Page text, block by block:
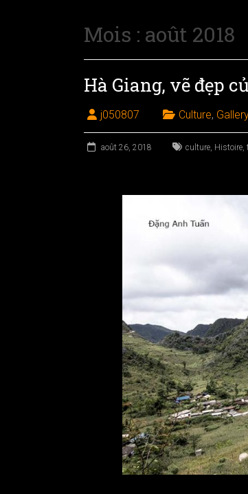
Mois : août 2018
Hà Giang, vẽ đẹp
j050807 Culture, Gallery
août 26, 2018 culture, Histoire,